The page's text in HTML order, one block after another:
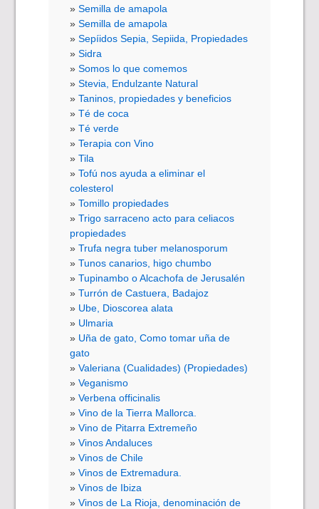
Semilla de amapola
Semilla de amapola
Sepíidos Sepia, Sepiida, Propiedades
Sidra
Somos lo que comemos
Stevia, Endulzante Natural
Taninos, propiedades y beneficios
Té de coca
Té verde
Terapia con Vino
Tila
Tofú nos ayuda a eliminar el
colesterol
Tomillo propiedades
Trigo sarraceno acto para celiacos
propiedades
Trufa negra tuber melanosporum
Tunos canarios, higo chumbo
Tupinambo o Alcachofa de Jerusalén
Turrón de Castuera, Badajoz
Ube, Dioscorea alata
Ulmaria
Uña de gato, Como tomar uña de
gato
Valeriana (Cualidades) (Propiedades)
Veganismo
Verbena officinalis
Vino de la Tierra Mallorca.
Vino de Pitarra Extremeño
Vinos Andaluces
Vinos de Chile
Vinos de Extremadura.
Vinos de Ibiza
Vinos de La Rioja, denominación de